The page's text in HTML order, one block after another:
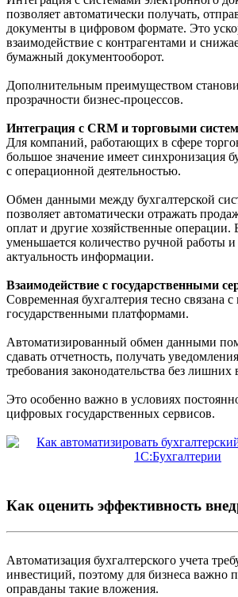
позволяет автоматически получать,
документы в цифровом формате. Это
взаимодействие с контрагентами и
бумажный документооборот.
Дополнительным преимуществом
прозрачности бизнес-процессов.
Интеграция с CRM и торговыми
Для компаний, работающих в сфере
большое значение имеет синхронизация
с операционной деятельностью.
Обмен данными между бухгалтерской
позволяет автоматически отражать
оплат и другие хозяйственные операции.
уменьшается количество ручной работы
актуальность информации.
Взаимодействие с государственными
Современная бухгалтерия тесно связана
государственными платформами.
Автоматизированный обмен данными
сдавать отчетность, получать
требования законодательства без лишних
Это особенно важно в условиях
цифровых государственных сервисов.
Как оценить эффективность
Автоматизация бухгалтерского учета
инвестиций, поэтому для бизнеса важно
оправданы такие вложения.